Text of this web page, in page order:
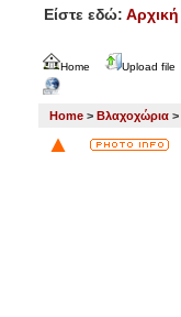
Είστε εδώ: Αρχική
Home Upload file
Home > Βλαχοχώρια >